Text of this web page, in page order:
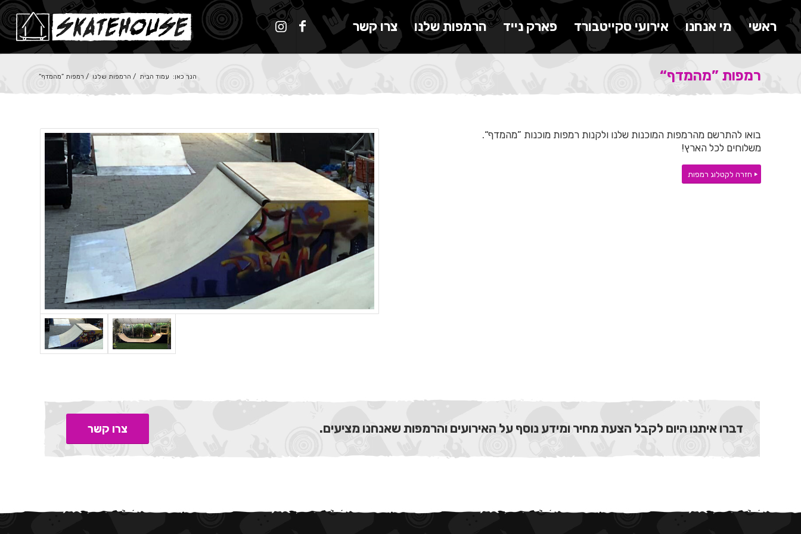
ראשי מי אנחנו אירועי סקייטבורד פארק נייד הרמפות שלנו צרו קשר
רמפות ”מהמדף“ הנך כאן: עמוד הבית / הרמפות שלנו / רמפות ”מהמדף“
בואו להתרשם מהרמפות המוכנות שלנו ולקנות רמפות מוכנות ”מהמדף“.
משלוחים לכל הארץ!
חזרה לקטלוג רמפות
דברו איתנו היום לקבל הצעת מחיר ומידע נוסף על האירועים והרמפות שאנחנו מציעים. צרו קשר